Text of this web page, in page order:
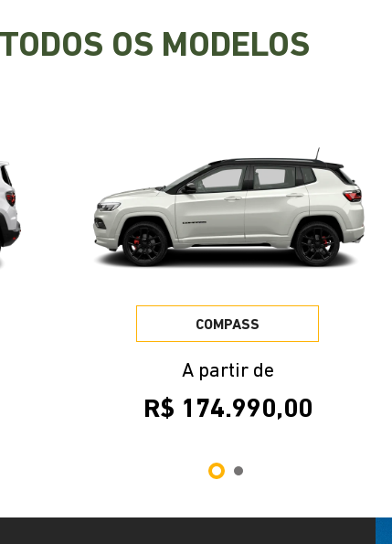
OS MODELOS
COMPASS
A partir de
R$ 174.990,00